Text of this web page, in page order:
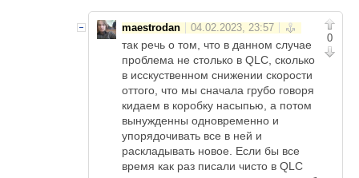
0
maestrodan
так речь о том, что в данном случае
проблема не столько в QLC, сколько
в исскуственном снижении скорости
оттого, что мы сначала грубо говоря
кидаем в коробку насыпью, а потом
вынужденны одновременно и
упорядочивать все в ней и
раскладывать новое. Если бы все
время как раз писали чисто в QLC